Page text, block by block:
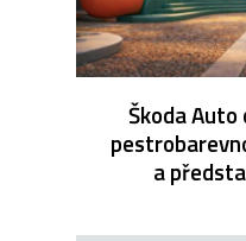
Škoda
a